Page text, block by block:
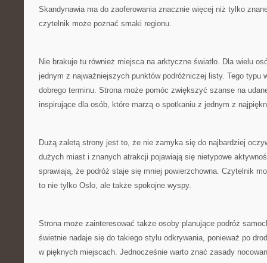
Skandynawia ma do zaoferowania znacznie więcej niż tylko
czytelnik może poznać smaki regionu.
Nie brakuje tu również miejsca na arktyczne światło. Dla wielu
jednym z najważniejszych punktów podróżniczej listy. Tego typu
dobrego terminu. Strona może pomóc zwiększyć szanse na
inspirujące dla osób, które marzą o spotkaniu z jednym z
Dużą zaletą strony jest to, że nie zamyka się do najbardziej
dużych miast i znanych atrakcji pojawiają się nietypowe
sprawiają, że podróż staje się mniej powierzchowna. Czytelnik
to nie tylko Oslo, ale także spokojne wyspy.
Strona może zainteresować także osoby planujące podróż
świetnie nadaje się do takiego stylu odkrywania, ponieważ po
w pięknych miejscach. Jednocześnie warto znać zasady